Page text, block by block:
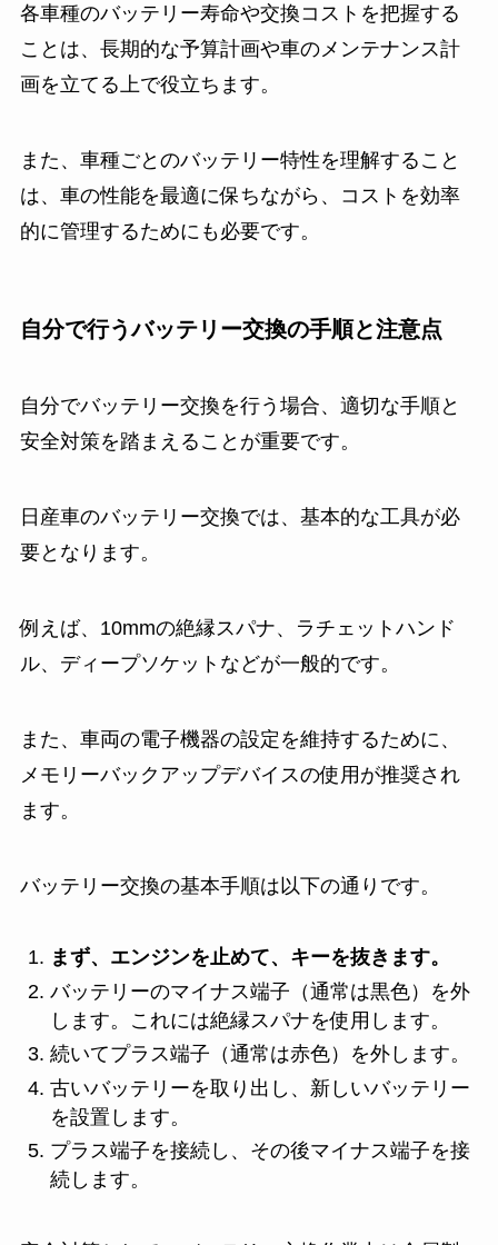
各車種のバッテリー寿命や交換コストを把握する
ことは、長期的な予算計画や車のメンテナンス計
画を立てる上で役立ちます。
また、車種ごとのバッテリー特性を理解すること
は、車の性能を最適に保ちながら、コストを効率
的に管理するためにも必要です。
自分で行うバッテリー交換の手順と注意点
自分でバッテリー交換を行う場合、適切な手順と
安全対策を踏まえることが重要です。
日産車のバッテリー交換では、基本的な工具が必
要となります。
例えば、10mmの絶縁スパナ、ラチェットハンド
ル、ディープソケットなどが一般的です。
また、車両の電子機器の設定を維持するために、
メモリーバックアップデバイスの使用が推奨され
ます。
バッテリー交換の基本手順は以下の通りです。
まず、エンジンを止めて、キーを抜きます。
バッテリーのマイナス端子（通常は黒色）を外
します。これには絶縁スパナを使用します。
続いてプラス端子（通常は赤色）を外します。
古いバッテリーを取り出し、新しいバッテリー
を設置します。
プラス端子を接続し、その後マイナス端子を接
続します。